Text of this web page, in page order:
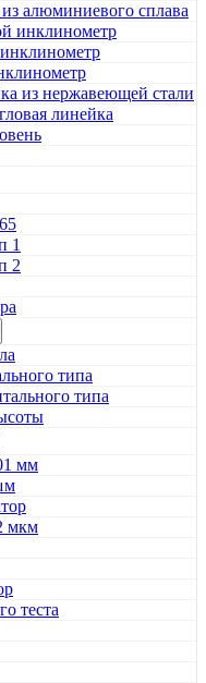
алюминиевого сплава
инклинометр
из нержавеющей стали
линейка
1
2
типа
типа
мм
мкм
теста